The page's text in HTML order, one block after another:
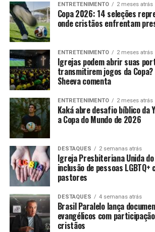
ENTRETENIMENTO 2 meses atrás
Copa 2026: 14 seleções
onde cristãos enfrentam
ENTRETENIMENTO 2 meses atrás
Igrejas podem abrir suas
transmitirem jogos da
Sheeva comenta
ENTRETENIMENTO 2 meses atrás
Kaká abre desafio bíblico da
a Copa do Mundo de 2026
DESTAQUES 2 semanas atrás
Igreja Presbiteriana Unida
inclusão de pessoas LGBTQ+
pastores
DESTAQUES 4 semanas atrás
Brasil Paralelo lança
evangélicos com
cristãos